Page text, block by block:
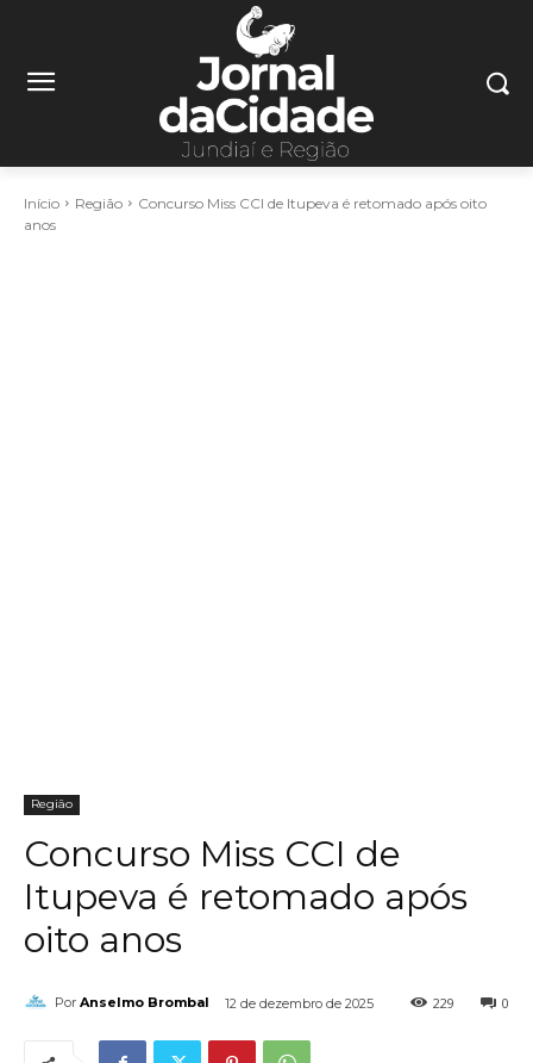
Início Região
Concurso Miss CCI de Itupeva é retomado após oito
anos
Região
Concurso Miss CCI de
Itupeva é retomado após
oito anos
Por Anselmo Brombal 12 de dezembro de 2025 0
229